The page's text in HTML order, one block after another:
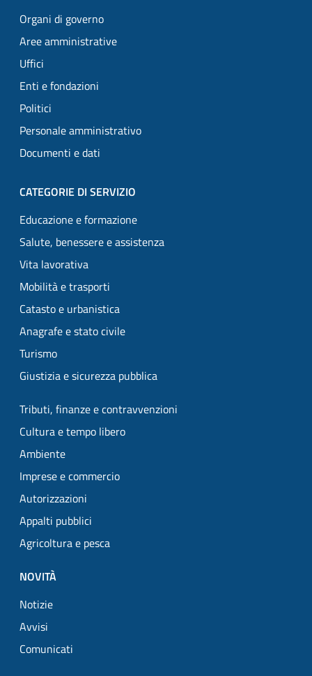
Organi di governo
Aree amministrative
Uffici
Enti e fondazioni
Politici
Personale amministrativo
Documenti e dati
CATEGORIE DI SERVIZIO
Educazione e formazione
Salute, benessere e assistenza
Vita lavorativa
Mobilità e trasporti
Catasto e urbanistica
Anagrafe e stato civile
Turismo
Giustizia e sicurezza pubblica
Tributi, finanze e contravvenzioni
Cultura e tempo libero
Ambiente
Imprese e commercio
Autorizzazioni
Appalti pubblici
Agricoltura e pesca
NOVITÀ
Notizie
Avvisi
Comunicati